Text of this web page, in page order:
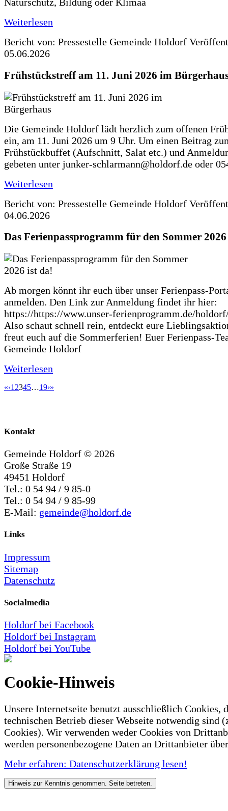
Weiterlesen
Bericht von: Pressestelle Gemeinde Holdorf
05.06.2026
Frühstückstreff am 11. Juni 2026 im
Die Gemeinde Holdorf lädt herzlich zum offenen
ein, am 11. Juni 2026 um 9 Uhr. Um einen Beitrag
Frühstückbuffet (Aufschnitt, Salat etc.) und
gebeten unter junker-schlarmann@holdorf.de oder
Weiterlesen
Bericht von: Pressestelle Gemeinde Holdorf
04.06.2026
Das Ferienpassprogramm für den Sommer
Ab morgen könnt ihr euch über unser Ferienpass-
anmelden. Den Link zur Anmeldung findet ihr hier:
https://https://www.unser-ferienprogramm.de/
Also schaut schnell rein, entdeckt eure
freut euch auf die Sommerferien! Euer Ferienpass-
Gemeinde Holdorf
Weiterlesen
«‹1 2345…19›»
Kontakt
Gemeinde Holdorf © 2026
Große Straße 19
49451 Holdorf
Tel.: 0 54 94 / 9 85-0
Tel.: 0 54 94 / 9 85-99
E-Mail: gemeinde@holdorf.de
Links
Impressum
Sitemap
Datenschutz
Socialmedia
Holdorf bei Facebook
Holdorf bei Instagram
Holdorf bei YouTube
Cookie-Hinweis
Unsere Internetseite benutzt ausschließlich Cookies,
technischen Betrieb dieser Webseite notwendig sind
Cookies). Wir verwenden weder Cookies von
werden personenbezogene Daten an Drittanbieter
Mehr erfahren: Datenschutzerklärung lesen!
Hinweis zur Kenntnis genommen. Seite betreten.